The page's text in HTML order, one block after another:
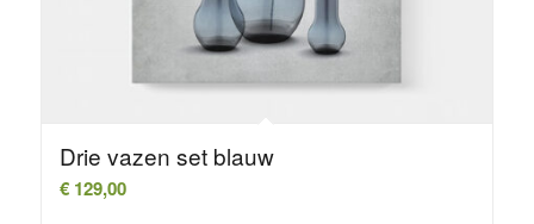
Drie vazen set blauw
€129,00